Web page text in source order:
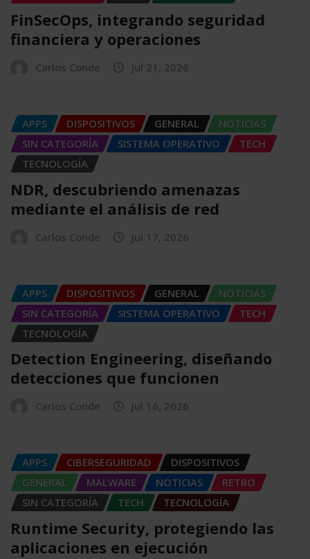
FinSecOps, integrando seguridad
financiera y operaciones
Carlos Conde Jul 21, 2026
APPS DISPOSITIVOS GENERAL
NOTICIAS
SIN CATEGORÍA
SISTEMA OPERATIVO
TECH
TECNOLOGÍA
NDR, descubriendo amenazas
mediante el análisis de red
Carlos Conde Jul 17, 2026
APPS DISPOSITIVOS GENERAL
NOTICIAS
SIN CATEGORÍA
SISTEMA OPERATIVO
TECH
TECNOLOGÍA
Detection Engineering, diseñando
detecciones que funcionen
Carlos Conde Jul 16, 2026
APPS CIBERSEGURIDAD
DISPOSITIVOS
GENERAL
MALWARE NOTICIAS
RETRO
SIN CATEGORÍA
TECH TECNOLOGÍA
Runtime Security, protegiendo las
aplicaciones en ejecución